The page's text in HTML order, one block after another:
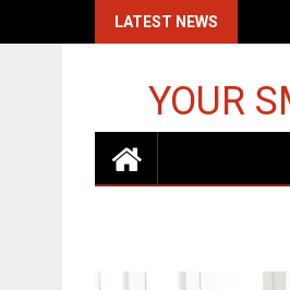
LATEST NEWS
YOUR